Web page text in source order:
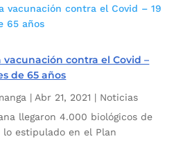
contra el Covid –
de 65 años
| Abr 21, 2021 | Noticias
llegaron 4.000 biológicos de
lo estipulado en el Plan